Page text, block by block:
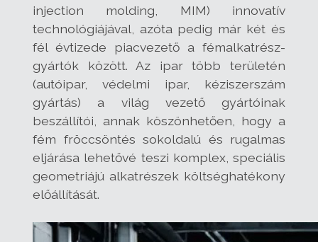
injection molding, MIM) innovatív
technológiájával, azóta pedig már két és
fél évtizede piacvezető a fémalkatrész-
gyártók között. Az ipar több területén
(autóipar, védelmi ipar, kéziszerszám
gyártás) a világ vezető gyártóinak
beszállítói, annak köszönhetően, hogy a
fém fröccsöntés sokoldalú és rugalmas
eljárása lehetővé teszi komplex, speciális
geometriájú alkatrészek költséghatékony
előállítását.